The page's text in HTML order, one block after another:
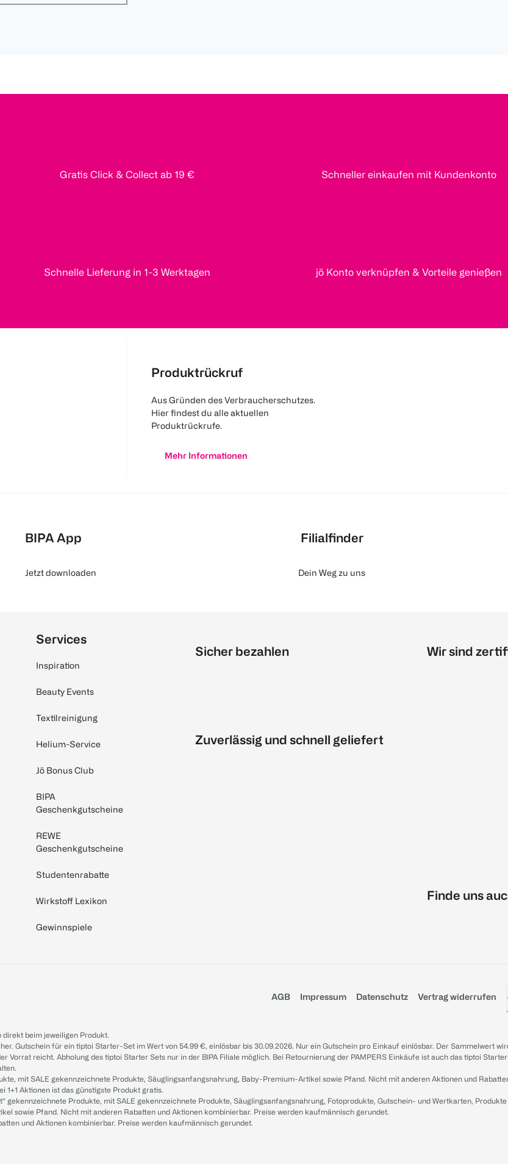
Gratis Click & Collect ab 19 € Schneller einkaufen mit Kundenkonto
Schnelle Lieferung in 1-3 Werktagen jö Konto verknüpfen & Vorteile genießen
Produktrückruf
Aus Gründen des Verbraucherschutzes.
Hier findest du alle aktuellen
Produktrückrufe.
Mehr Informationen
BIPA App
Jetzt downloaden
Filialfinder
Dein Weg zu uns
Services
Inspiration
Beauty Events
Textilreinigung
Helium-Service
Jö Bonus Club
BIPA
Geschenkgutscheine
REWE
Geschenkgutscheine
Studentenrabatte
Wirkstoff Lexikon
Gewinnspiele
Sicher bezahlen
Zuverlässig und schnell geliefert
Wir sind
Finde uns
AGB Impressum Datenschutz Vertrag widerrufen
beim jeweiligen Produkt.
Gutschein für ein tiptoi Starter-Set im Wert von 54.99 €, einlösbar bis 30.09.2026. Nur ein Gutschein pro Einkauf einlösbar. Der Sammelwert
Vorrat reicht. Abholung des tiptoi Starter Sets nur in der BIPA Filiale möglich. Bei Retournierung der PAMPERS Einkäufe ist auch das tiptoi
mit SALE gekennzeichnete Produkte, Säuglingsanfangsnahrung, Baby-Premium-Artikel sowie Pfand. Nicht mit anderen Aktionen und
Aktionen ist das günstigste Produkt gratis.
gekennzeichnete Produkte, mit SALE gekennzeichnete Produkte, Säuglingsanfangsnahrung, Fotoprodukte, Gutschein- und Wertkarten,
sowie Pfand. Nicht mit anderen Rabatten und Aktionen kombinierbar. Preise werden kaufmännisch gerundet.
und Aktionen kombinierbar. Preise werden kaufmännisch gerundet.